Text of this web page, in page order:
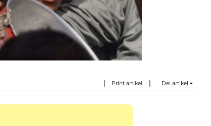
Print artikel Del artikel